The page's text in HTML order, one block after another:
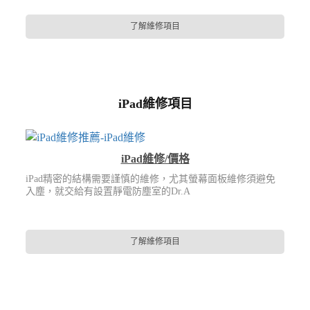
了解維修項目
iPad維修項目
iPad維修/價格
iPad精密的結構需要謹慎的維修，尤其螢幕面板維修須避免
入塵，就交給有設置靜電防塵室的Dr.A
了解維修項目